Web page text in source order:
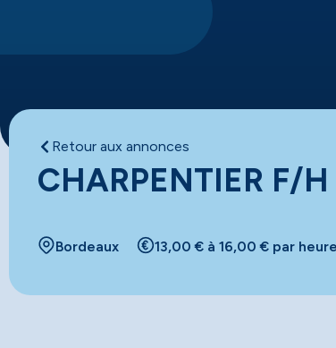
Retour aux annonces
CHARPENTIER F/H
Bordeaux 13,00 € à 16,00 € par heure